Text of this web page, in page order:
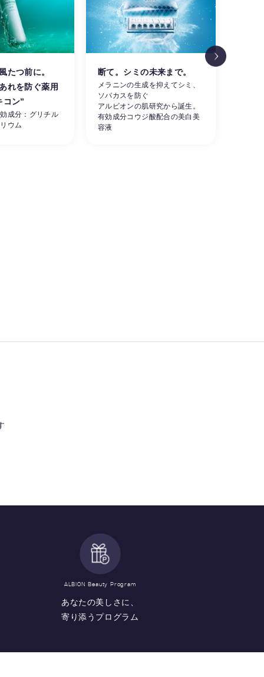
たつ前に。
れを防ぐ薬用
コン”
成分：グリチル
ウム
断て。シミの未来まで。
メラニンの生成を抑えてシミ、
ソバカスを防ぐ
アルビオンの肌研究から誕生。
有効成分コウジ酸配合の美白美
容液
ALBION Beauty Program
あなたの美しさに、
寄り添うプログラム